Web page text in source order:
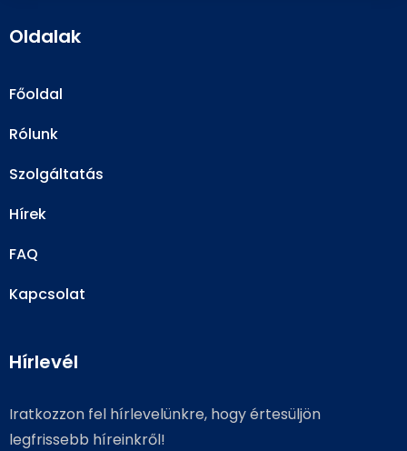
Oldalak
Főoldal
Rólunk
Szolgáltatás
Hírek
FAQ
Kapcsolat
Hírlevél
Iratkozzon fel hírlevelünkre, hogy értesüljön
legfrissebb híreinkről!